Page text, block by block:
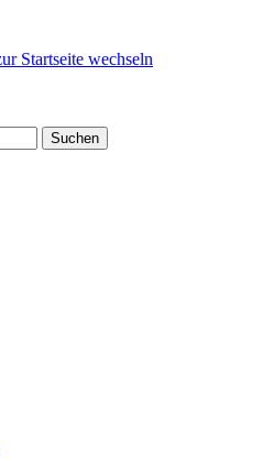
Suchen